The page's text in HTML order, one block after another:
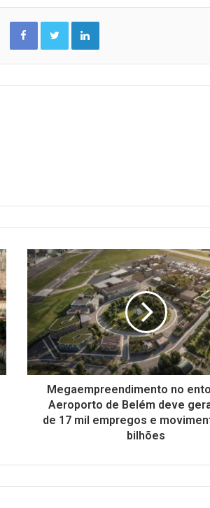
FacebookTwitterLinkedin
Megaempreendimento no
Aeroporto de Belém deve
de 17 mil empregos e
bilhões